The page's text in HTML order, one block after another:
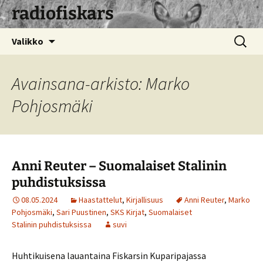
radiofiskars
Valikko Haku:
Avainsana-arkisto: Marko
Pohjosmäki
Anni Reuter – Suomalaiset Stalinin
puhdistuksissa
08.05.2024 Haastattelut, Kirjallisuus Anni Reuter, Marko
Pohjosmäki, Sari Puustinen, SKS Kirjat, Suomalaiset
Stalinin puhdistuksissa
suvi
Huhtikuisena lauantaina Fiskarsin Kuparipajassa